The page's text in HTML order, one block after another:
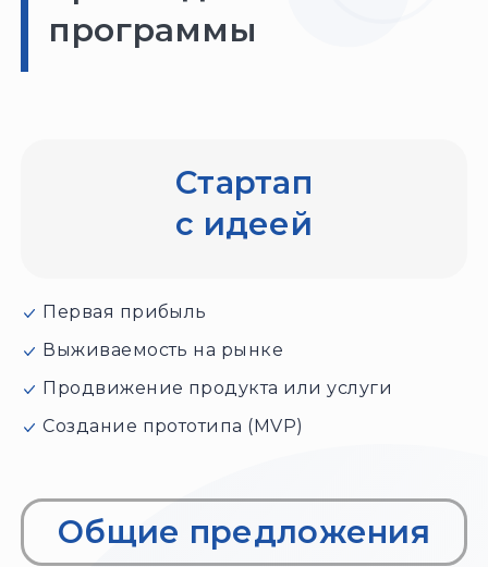
программы
Стартап
с идеей
Первая прибыль
Выживаемость на рынке
Продвижение продукта или услуги
Создание прототипа (MVP)
Общие предложения